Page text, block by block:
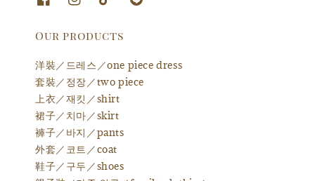
Our products
洋裝／드레스／one piece dress
套裝／정장／two piece
上衣／재킷／shirt
裙子／치마／skirt
褲子／바지／pants
外套／코트／coat
鞋子／구두／shoes